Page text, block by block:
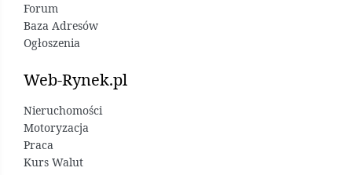
Forum
Baza Adresów
Ogłoszenia
Web-Rynek.pl
Nieruchomości
Motoryzacja
Praca
Kurs Walut